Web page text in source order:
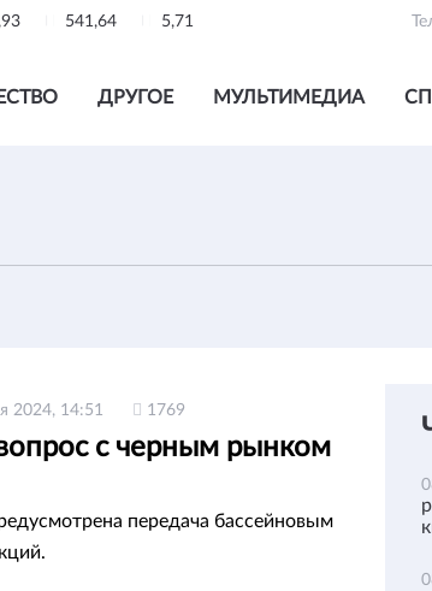
541,64 5,71
ДРУГОЕ МУЛЬТИМЕДИА
2024, 14:51 1769
с черным рынком
передача бассейновым